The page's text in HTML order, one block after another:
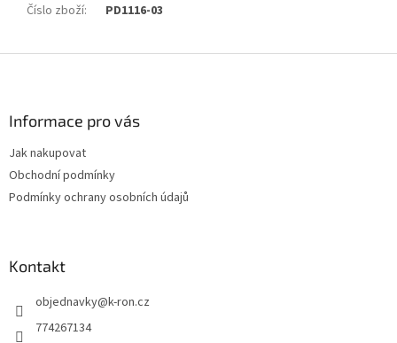
Číslo zboží: PD1116-03
Informace pro vás
Jak nakupovat
Obchodní podmínky
Podmínky ochrany osobních údajů
Kontakt
objednavky@k-ron.cz
774267134